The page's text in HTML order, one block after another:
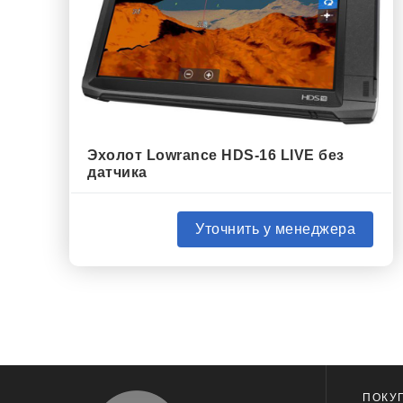
Эхолот Lowrance HDS-16 LIVE без
датчика
Уточнить у менеджера